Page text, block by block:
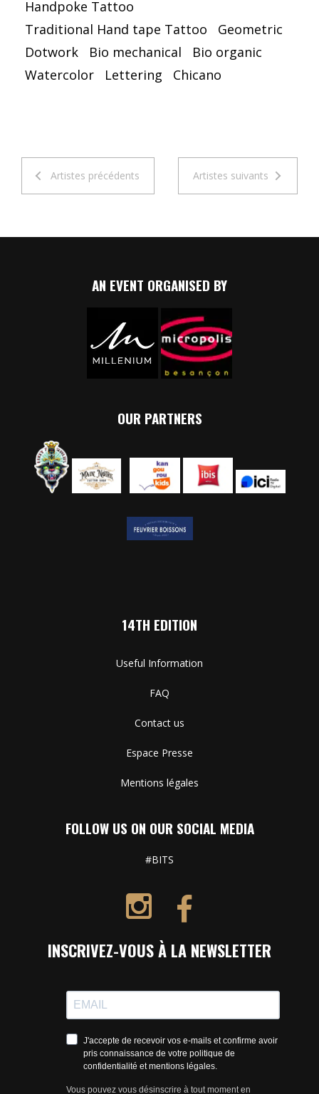
Handpoke Tattoo
Traditional Hand tape Tattoo
Geometric
Dotwork
Bio mechanical
Bio organic
Watercolor
Lettering Chicano
Artistes précédents Artistes suivants
AN EVENT ORGANISED BY
OUR PARTNERS
14TH EDITION
Useful Information
FAQ
Contact us
Espace Presse
Mentions légales
FOLLOW US ON OUR SOCIAL MEDIA
#BITS
INSCRIVEZ-VOUS À LA NEWSLETTER
J'accepte de recevoir vos e-mails et confirme avoir
pris connaissance de votre politique de
confidentialité et mentions légales.
Vous pouvez vous désinscrire à tout moment en